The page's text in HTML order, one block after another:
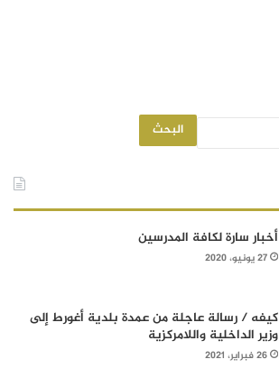
البحث
أخبار سارة لكافة المدرسين
27 يونيو، 2020
كيفه / رسالة عاجلة من عمدة بلدية أغورط إلى
وزير الداخلية واللامركزية
26 فبراير، 2021